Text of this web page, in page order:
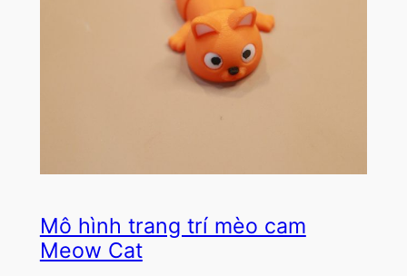
Mô hình trang trí mèo cam
Meow Cat